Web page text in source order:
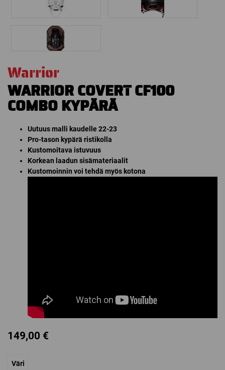
Warrior
WARRIOR COVERT CF100
COMBO KYPÄRÄ
Uutuus malli kaudelle 22-23
Pro-tason kypärä ristikolla
Kustomoitava istuvuus
Korkean laadun sisämateriaalit
Kustomoinnin voi tehdä myös kotona
149,00 €
Väri